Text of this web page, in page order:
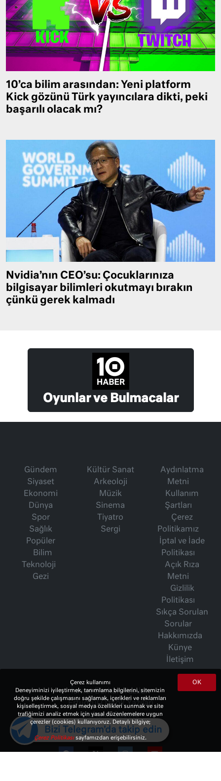
10’ca bilim arasından: Yeni platform
Kick gözünü Türk yayıncılara dikti, peki
başarılı olacak mı?
Nvidia’nın CEO’su: Çocuklarınıza
bilgisayar bilimleri okutmayı bırakın
çünkü gerek kalmadı
Oyunlar ve Bulmacalar
Gündem
Siyaset
Ekonomi
Dünya
Spor
Sağlık
Popüler
Bilim
Teknoloji
Gezi
Kültür Sanat
Arkeoloji
Müzik
Sinema
Tiyatro
Sergi
Aydınlatma
Metni
Kullanım
Şartları
Çerez
Politikamız
İptal ve İade
Politikası
Açık Rıza
Metni
Gizlilik
Politikası
Sıkça Sorulan
Sorular
Hakkımızda
Künye
İletişim
İsmet Berkan Yazıları
Ertuğrul Özkök Yazıları
Haftalık Gazete
OK
Çerez kullanımı
Deneyiminizi iyileştirmek, tanımlama bilgilerini, sitemizin
doğru şekilde çalışmasını sağlamak, içerikleri ve reklamları
kişiselleştirmek, sosyal medya özellikleri sunmak ve site
trafiğimizi analiz etmek için yasal düzenlemelere uygun
çerezler (cookies) kullanıyoruz. Detaylı bilgiye;
Çerez Politikasısayfamızdan erişebilirsiniz.
Bizi Telegram'da takip edin